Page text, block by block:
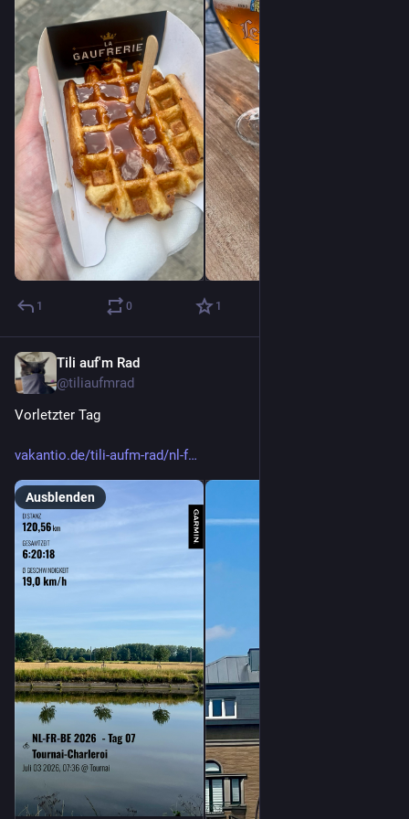
1 0 1
Tili auf'm Rad
@tiliaufmrad
Vorletzter Tag
vakantio.de/tili-aufm-rad/nl-f
Ausblenden